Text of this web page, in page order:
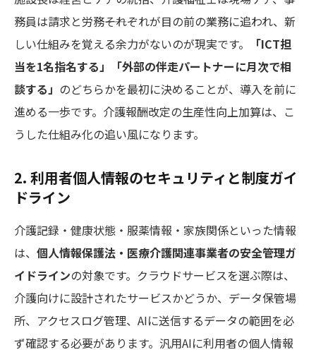
務員は請求と労務――それぞれが目の前の業務に追われ、新
しい仕組みを覚える余力がないのが現実です。
「ICT担
当を1名指名する」「外部の伴走パートナーに月次で相
談する」 のどちらかを最初に決めることが、導入を前に
進める一歩です。介護報酬改定の生産性向上加算は、こ
うした仕組み化の追い風になります。
2. 利用者個人情報のセキュリティと制度ガイ
ドライン
介護記録・健康状態・服薬情報・家族関係といった情報
は、 個人情報保護法・医療介護関連事業者の安全管理ガ
イドラインの対象です。クラウドサービスを選ぶ際は、
介護向けに設計されたサービスかどうか、データ保管場
所、アクセスログ管理、AIに送信するデータの範囲を必
ず確認する必要があります。汎用AIに利用者の個人情報